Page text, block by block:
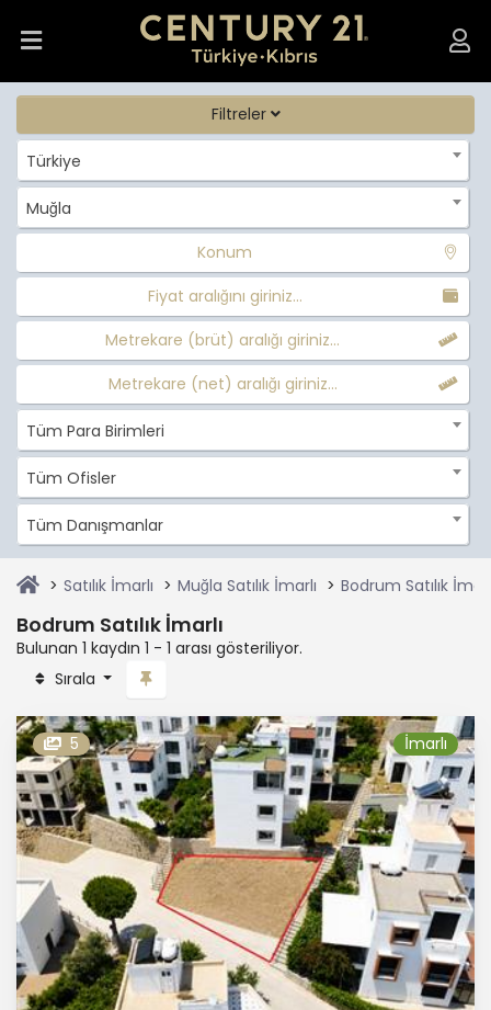
Filtreler
Türkiye
Muğla
Konum
Fiyat aralığını giriniz...
Metrekare (brüt) aralığı giriniz...
Metrekare (net) aralığı giriniz...
Tüm Para Birimleri
Tüm Ofisler
Tüm Danışmanlar
Satılık İmarlı Muğla Satılık İmarlı Bodrum Satılık
Bodrum Satılık İmarlı
Bulunan 1 kaydın 1 - 1 arası gösteriliyor.
Sırala
5 İmarlı